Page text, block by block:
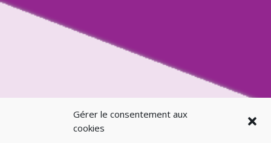
Gérer le consentement aux
cookies